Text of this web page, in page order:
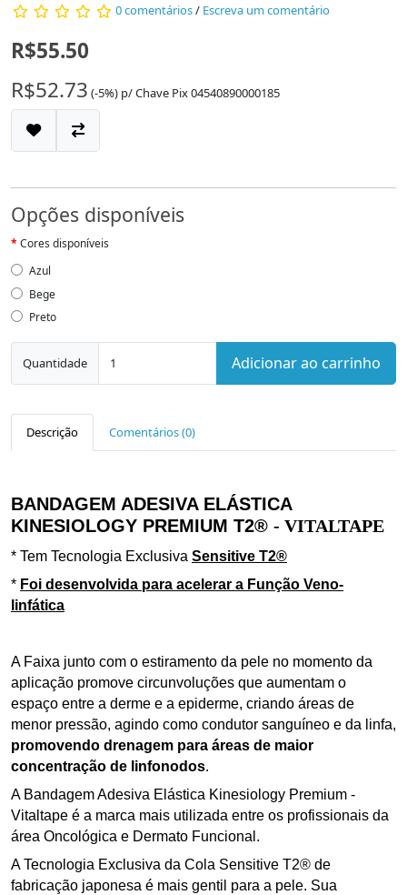
0 comentários/ Escreva um comentário
R$55.50
R$52.73 (-5%) p/Chave Pix 04540890000185
Opções disponíveis
Cores disponíveis
Azul
Bege
Preto
Quantidade Adicionar ao carrinho
Descrição Comentários (0)
BANDAGEM ADESIVA ELÁSTICA
KINESIOLOGY PREMIUM T2® - VITALTAPE
* Tem Tecnologia Exclusiva Sensitive T2®
* Foi desenvolvida para acelerar a Função Veno-
linfática
A Faixa junto com o estiramento da pele no momento da
aplicação promove circunvoluções que aumentam o
espaço entre a derme e a epiderme, criando áreas de
menor pressão, agindo como condutor sanguíneo e da linfa,
promovendo drenagem para áreas de maior
concentração de linfonodos.
A Bandagem Adesiva Elástica Kinesiology Premium -
Vitaltape é a marca mais utilizada entre os profissionais da
área Oncológica e Dermato Funcional.
A Tecnologia Exclusiva da Cola Sensitive T2® de
fabricação japonesa é mais gentil para a pele. Sua